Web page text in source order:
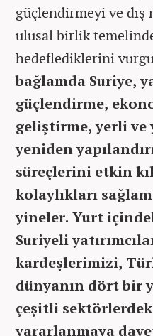
güçlendirmeyi ve dış
ulusal birlik
hedeflediklerini
bağlamda Suriye,
güçlendirme,
geliştirme, yerli ve
yeniden
süreçlerini etkin
kolaylıkları
yineler. Yurt
Suriyeli
kardeşlerimizi,
dünyanın dört bir
çeşitli
yararlanmaya